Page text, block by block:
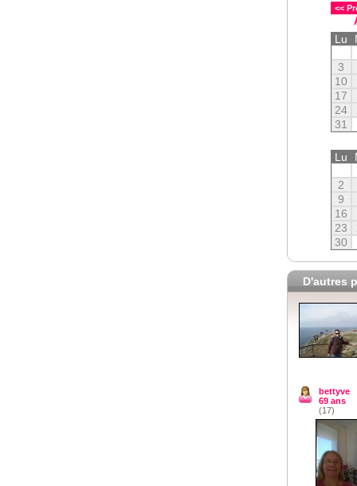
<<
Lu
3
10
17
24
31
Lu
2
9
16
23
30
D'autres
bettyve
69 ans
(17)